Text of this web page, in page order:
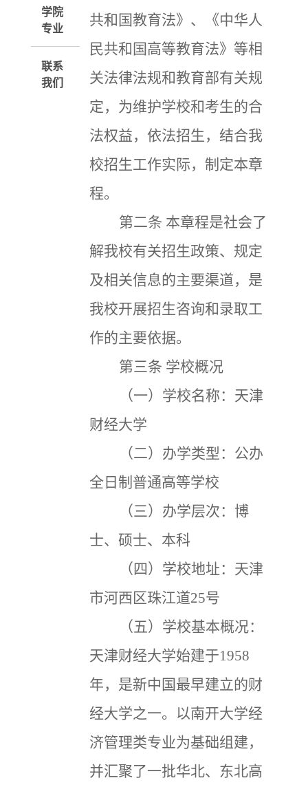
学院
专业
联系
我们
共和国教育法》、《中华人
民共和国高等教育法》等相
关法律法规和教育部有关规
定，为维护学校和考生的合
法权益，依法招生，结合我
校招生工作实际，制定本章
程。
第二条 本章程是社会了
解我校有关招生政策、规定
及相关信息的主要渠道，是
我校开展招生咨询和录取工
作的主要依据。
第三条 学校概况
（一）学校名称：天津
财经大学
（二）办学类型：公办
全日制普通高等学校
（三）办学层次：博
士、硕士、本科
（四）学校地址：天津
市河西区珠江道25号
（五）学校基本概况：
天津财经大学始建于1958
年，是新中国最早建立的财
经大学之一。以南开大学经
济管理类专业为基础组建，
并汇聚了一批华北、东北高